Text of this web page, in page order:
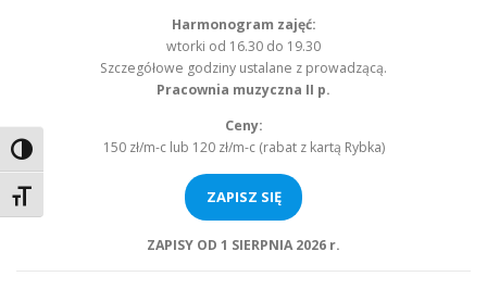
Toggle High Contrast
Toggle Font size
Harmonogram zajęć:
wtorki od 16.30 do 19.30
Szczegółowe godziny ustalane z prowadzącą.
Pracownia muzyczna II p.
Ceny:
150 zł/m-c lub 120 zł/m-c (rabat z kartą Rybka)
ZAPISZ SIĘ
ZAPISY OD 1 SIERPNIA 2026 r.